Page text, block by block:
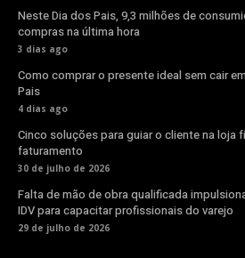
Neste Dia dos Pais, 9,3 milhões de
compras na última hora
3 dias ago
Como comprar o presente ideal sem cair
Pais
4 dias ago
Cinco soluções para guiar o cliente na loja
faturamento
30 de julho de 2026
Falta de mão de obra qualificada
IDV para capacitar profissionais do varejo
29 de julho de 2026